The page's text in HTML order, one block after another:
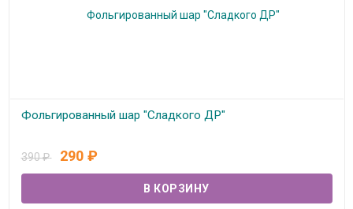
Фольгированный шар "Сладкого ДР"
390₽ 290 ₽